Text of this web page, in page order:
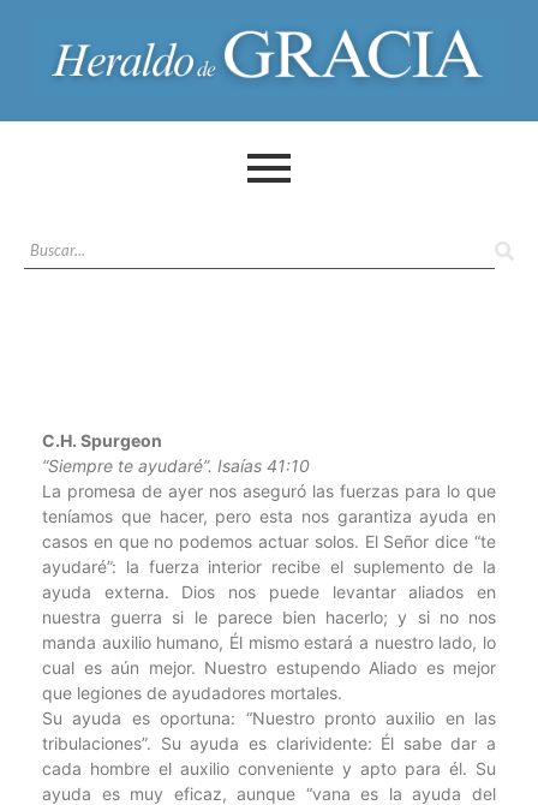
C.H. Spurgeon
“Siempre te ayudaré”. Isaías 41:10
La promesa de ayer nos aseguró las fuerzas para lo que
teníamos que hacer, pero esta nos garantiza ayuda en
casos en que no podemos actuar solos. El Señor dice “te
ayudaré”: la fuerza interior recibe el suplemento de la
ayuda externa. Dios nos puede levantar aliados en
nuestra guerra si le parece bien hacerlo; y si no nos
manda auxilio humano, Él mismo estará a nuestro lado, lo
cual es aún mejor. Nuestro estupendo Aliado es mejor
que legiones de ayudadores mortales.
Su ayuda es oportuna: “Nuestro pronto auxilio en las
tribulaciones”. Su ayuda es clarividente: Él sabe dar a
cada hombre el auxilio conveniente y apto para él. Su
ayuda es muy eficaz, aunque “vana es la ayuda del